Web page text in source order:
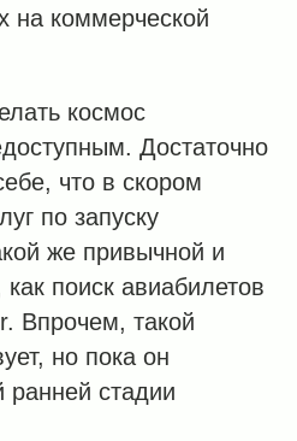
на коммерческой
космос
Достаточно
что в скором
по запуску
же привычной и
поиск авиабилетов
Впрочем, такой
но пока он
ранней стадии